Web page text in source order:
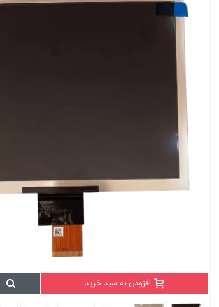
افزودن به سبد خرید